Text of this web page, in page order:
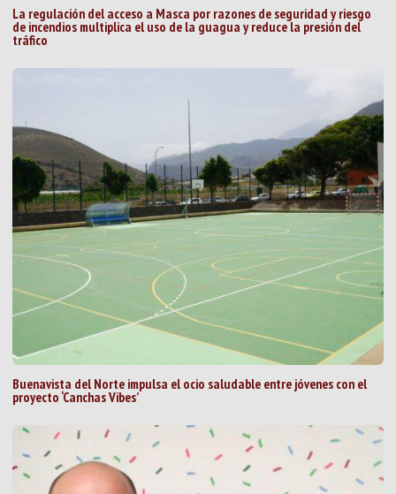
La regulación del acceso a Masca por razones de seguridad y riesgo
de incendios multiplica el uso de la guagua y reduce la presión del
tráfico
Buenavista del Norte impulsa el ocio saludable entre jóvenes con el
proyecto ‘Canchas Vibes’